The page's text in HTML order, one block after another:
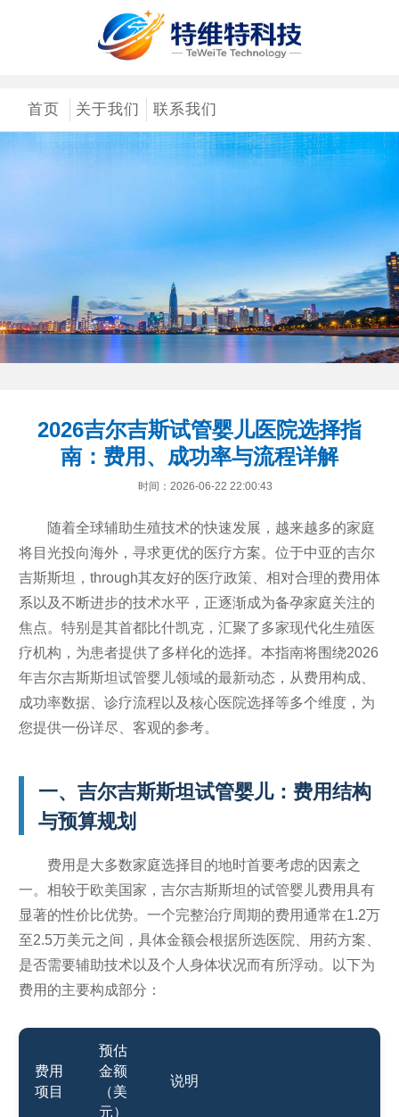
首页 关于我们 联系我们
2026吉尔吉斯试管婴儿医院选择指
南：费用、成功率与流程详解
时间：2026-06-22 22:00:43
随着全球辅助生殖技术的快速发展，越来越多的家庭
将目光投向海外，寻求更优的医疗方案。位于中亚的吉尔
吉斯斯坦，through其友好的医疗政策、相对合理的费用体
系以及不断进步的技术水平，正逐渐成为备孕家庭关注的
焦点。特别是其首都比什凯克，汇聚了多家现代化生殖医
疗机构，为患者提供了多样化的选择。本指南将围绕2026
年吉尔吉斯斯坦试管婴儿领域的最新动态，从费用构成、
成功率数据、诊疗流程以及核心医院选择等多个维度，为
您提供一份详尽、客观的参考。
一、吉尔吉斯斯坦试管婴儿：费用结构
与预算规划
费用是大多数家庭选择目的地时首要考虑的因素之
一。相较于欧美国家，吉尔吉斯斯坦的试管婴儿费用具有
显著的性价比优势。一个完整治疗周期的费用通常在1.2万
至2.5万美元之间，具体金额会根据所选医院、用药方案、
是否需要辅助技术以及个人身体状况而有所浮动。以下为
费用的主要构成部分：
费用
项目
预估
金额
（美
元）
说明